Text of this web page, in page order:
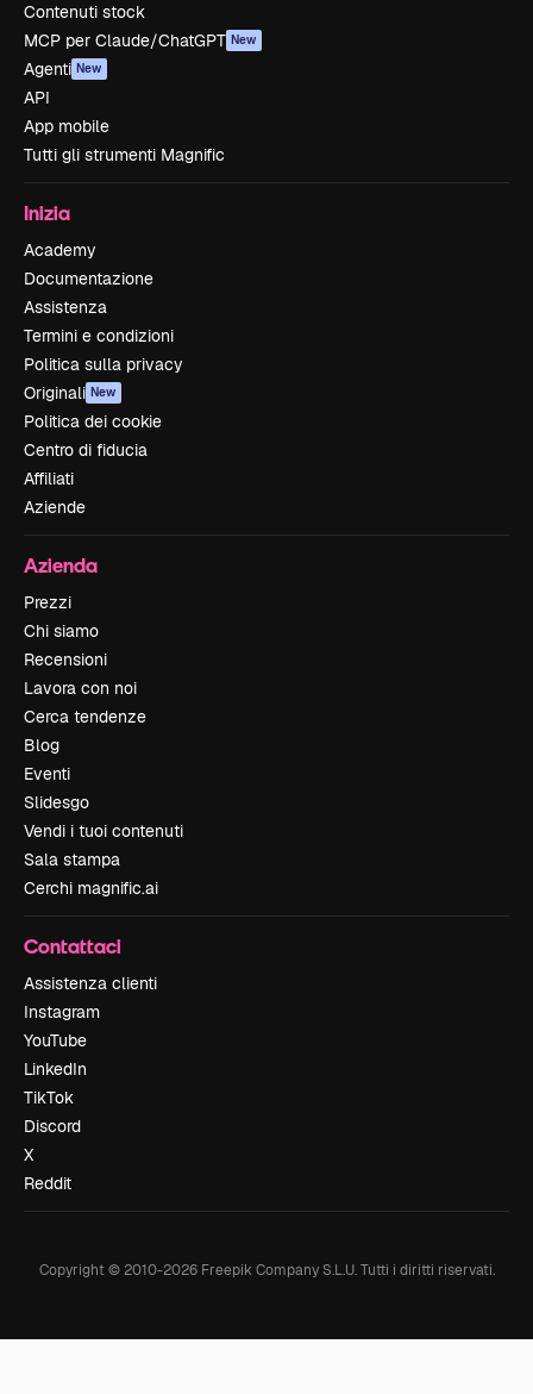
Contenuti stock
MCP per Claude/ChatGPT New
Agenti New
API
App mobile
Tutti gli strumenti Magnific
Inizia
Academy
Documentazione
Assistenza
Termini e condizioni
Politica sulla privacy
Originali New
Politica dei cookie
Centro di fiducia
Affiliati
Aziende
Azienda
Prezzi
Chi siamo
Recensioni
Lavora con noi
Cerca tendenze
Blog
Eventi
Slidesgo
Vendi i tuoi contenuti
Sala stampa
Cerchi magnific.ai
Contattaci
Assistenza clienti
Instagram
YouTube
LinkedIn
TikTok
Discord
X
Reddit
Copyright © 2010-2026Freepik Company S.L.U. Tutti i diritti riservati.